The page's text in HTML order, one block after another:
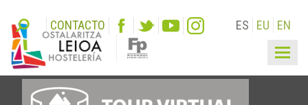
CONTACTO ES EU EN